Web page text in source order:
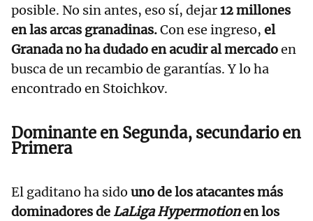
posible. No sin antes, eso sí, dejar12 millones
en las arcas granadinas.Con ese ingreso, el
Granada no ha dudado en acudir al mercadoen
busca de un recambio de garantías. Y lo ha
encontrado en Stoichkov.
Dominante en Segunda, secundario en
Primera
El gaditano ha sido uno de los atacantes más
dominadores deLaLiga Hypermotionen los